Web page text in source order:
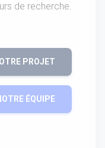
de recherche.
PROJET
ÉQUIPE